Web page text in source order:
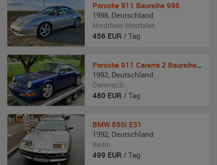
Porsche 911 Baureihe 996
1998, Deutschland
Nordrhein-Westfalen
456 EUR / Tag
Porsche 911 Carerra 2 Baureihe 964
1992, Deutschland
Österreich
480 EUR / Tag
BMW 850i E31
1992, Deutschland
Berlin
499 EUR / Tag